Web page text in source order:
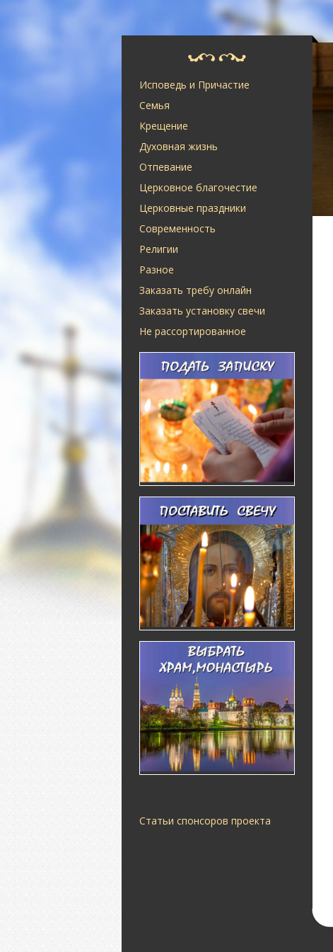
Исповедь и Причастие
Семья
Крещение
Духовная жизнь
Отпевание
Церковное благочестие
Церковные праздники
Современность
Религии
Разное
Заказать требу онлайн
Заказать установку свечи
Не рассортированное
Статьи спонсоров проекта